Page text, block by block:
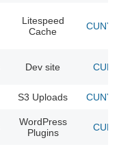
Litespeed
Cache
CUNY
Dev site
S3 Uploads CUNY
WordPress
Plugins